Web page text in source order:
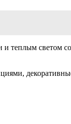
и теплым светом